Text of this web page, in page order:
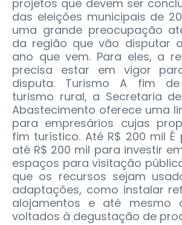
projetos que devem ser
das eleições municipais de
uma grande preocupação
da região que vão disputar
ano que vem. Para eles, a
precisa estar em vigor
disputa. Turismo A fim
turismo rural, a Secretaria
Abastecimento oferece uma
para empresários cujas
fim turístico. Até R$ 200 mil É
até R$ 200 mil para investir
espaços para visitação
que os recursos sejam
adaptações, como instalar
alojamentos e até mesmo
voltados à degustação de